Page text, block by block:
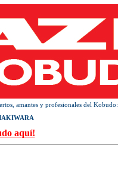
amantes y profesionales del Kobudo:
aquí!